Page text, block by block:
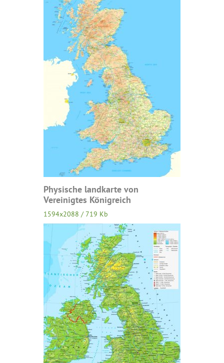
Physische landkarte von
Vereinigtes Königreich
1594x2088 / 719 Kb